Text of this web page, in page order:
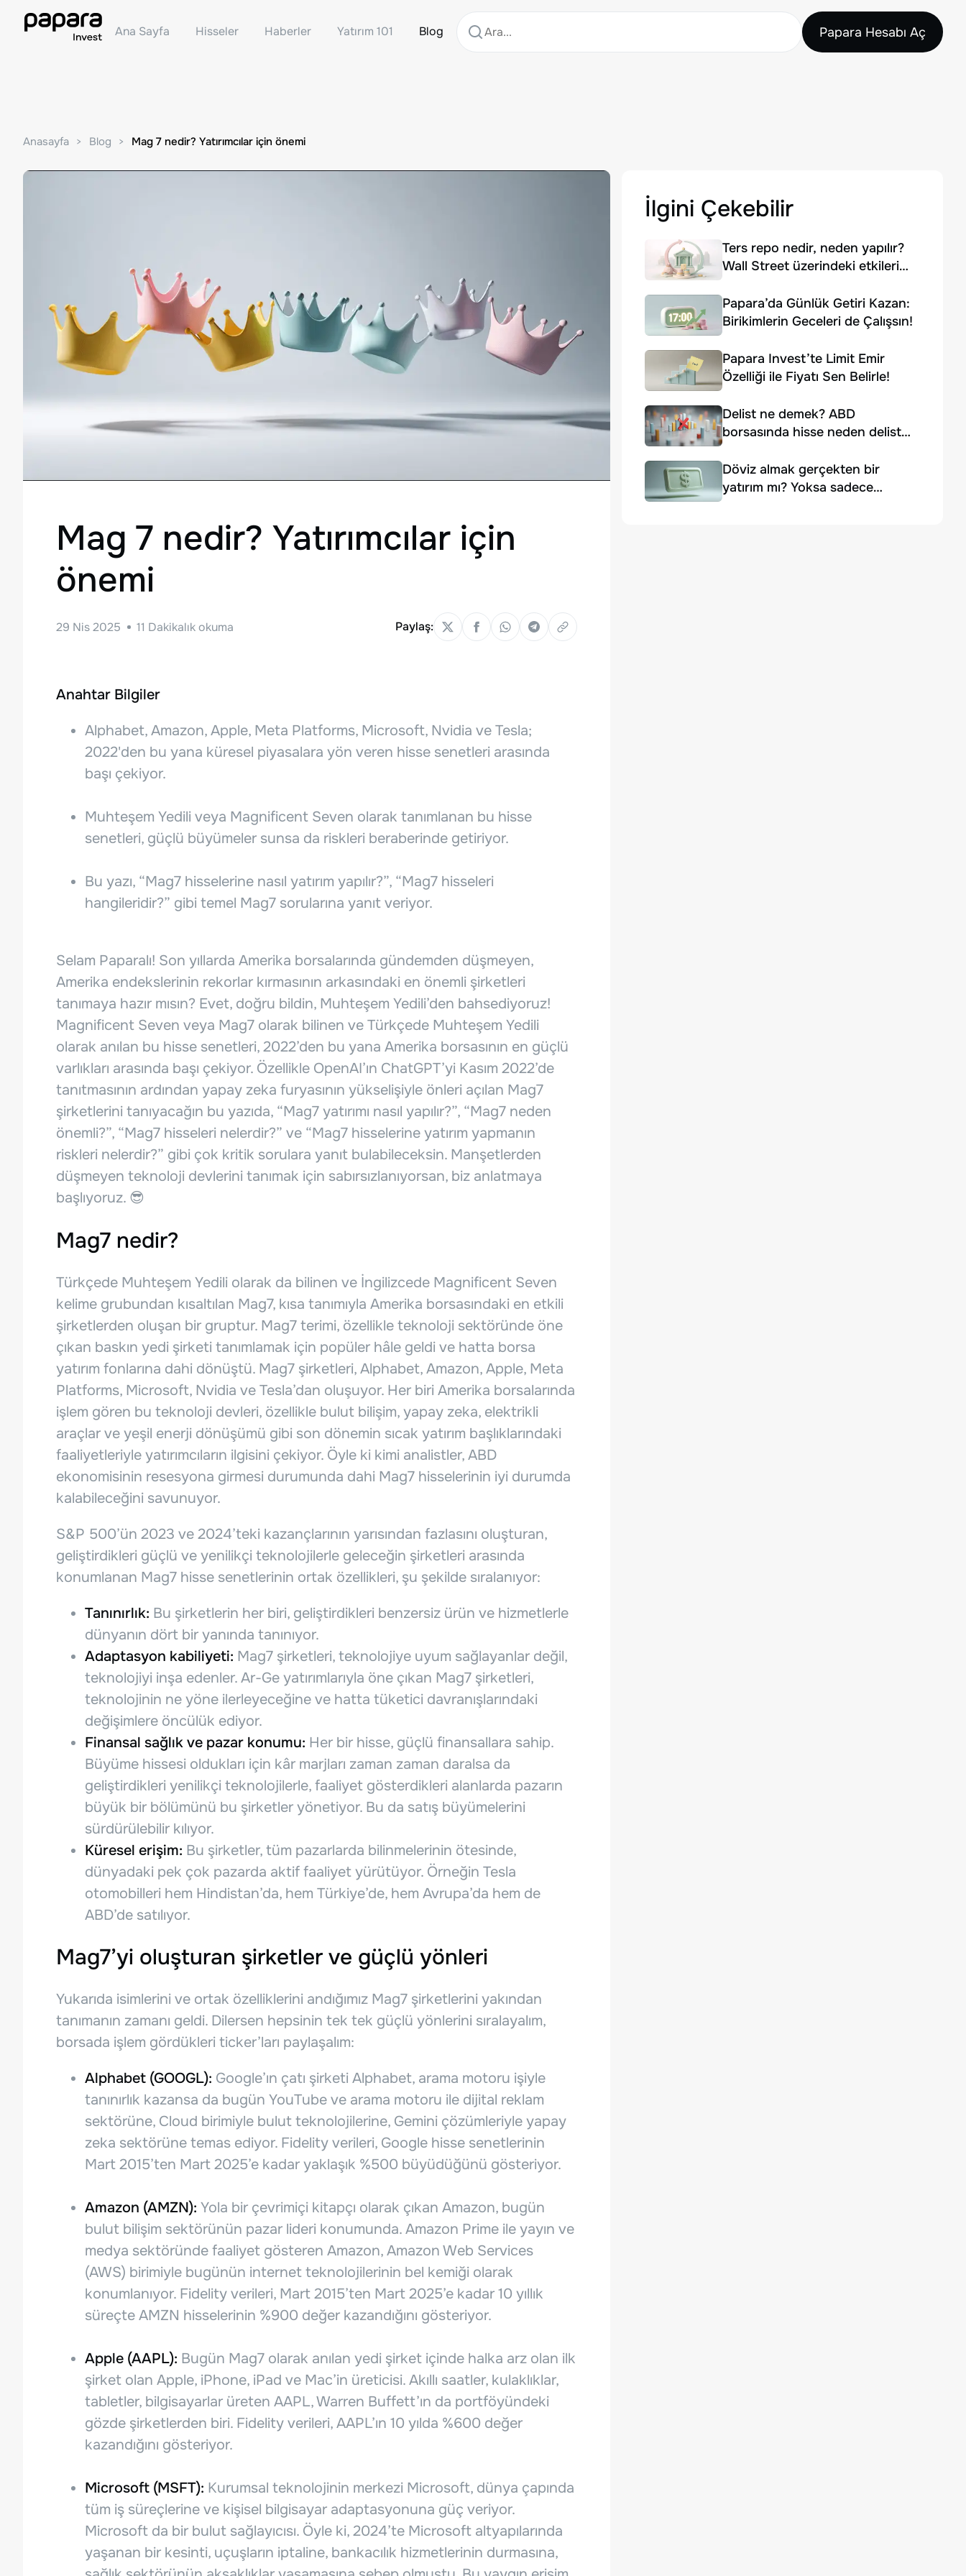
Ana Sayfa Hisseler Haberler Yatırım 101 Blog Papara Hesabı Aç
Anasayfa Blog Mag 7 nedir? Yatırımcılar için önemi
Mag 7 nedir? Yatırımcılar için
önemi
29 Nis 2025 11 Dakikalık okuma Paylaş:
Anahtar Bilgiler
Alphabet, Amazon, Apple, Meta Platforms, Microsoft, Nvidia ve Tesla;
2022'den bu yana küresel piyasalara yön veren hisse senetleri arasında
başı çekiyor.
Muhteşem Yedili veya Magnificent Seven olarak tanımlanan bu hisse
senetleri, güçlü büyümeler sunsa da riskleri beraberinde getiriyor.
Bu yazı, “Mag7 hisselerine nasıl yatırım yapılır?”, “Mag7 hisseleri
hangileridir?” gibi temel Mag7 sorularına yanıt veriyor.
Selam Paparalı! Son yıllarda Amerika borsalarında gündemden düşmeyen,
Amerika endekslerinin rekorlar kırmasının arkasındaki en önemli şirketleri
tanımaya hazır mısın? Evet, doğru bildin, Muhteşem Yedili’den bahsediyoruz!
Magnificent Seven veya Mag7 olarak bilinen ve Türkçede Muhteşem Yedili
olarak anılan bu hisse senetleri, 2022’den bu yana Amerika borsasının en güçlü
varlıkları arasında başı çekiyor. Özellikle OpenAI’ın ChatGPT’yi Kasım 2022’de
tanıtmasının ardından yapay zeka furyasının yükselişiyle önleri açılan Mag7
şirketlerini tanıyacağın bu yazıda, “Mag7 yatırımı nasıl yapılır?”, “Mag7 neden
önemli?”, “Mag7 hisseleri nelerdir?” ve “Mag7 hisselerine yatırım yapmanın
riskleri nelerdir?” gibi çok kritik sorulara yanıt bulabileceksin. Manşetlerden
düşmeyen teknoloji devlerini tanımak için sabırsızlanıyorsan, biz anlatmaya
başlıyoruz. 😎
Mag7 nedir?
Türkçede Muhteşem Yedili olarak da bilinen ve İngilizcede Magnificent Seven
kelime grubundan kısaltılan Mag7, kısa tanımıyla Amerika borsasındaki en etkili
şirketlerden oluşan bir gruptur. Mag7 terimi, özellikle teknoloji sektöründe öne
çıkan baskın yedi şirketi tanımlamak için popüler hâle geldi ve hatta borsa
yatırım fonlarına dahi dönüştü. Mag7 şirketleri, Alphabet, Amazon, Apple, Meta
Platforms, Microsoft, Nvidia ve Tesla’dan oluşuyor. Her biri Amerika borsalarında
işlem gören bu teknoloji devleri, özellikle bulut bilişim, yapay zeka, elektrikli
araçlar ve yeşil enerji dönüşümü gibi son dönemin sıcak yatırım başlıklarındaki
faaliyetleriyle yatırımcıların ilgisini çekiyor. Öyle ki kimi analistler, ABD
ekonomisinin resesyona girmesi durumunda dahi Mag7 hisselerinin iyi durumda
kalabileceğini savunuyor.
S&P 500’ün 2023 ve 2024’teki kazançlarının yarısından fazlasını oluşturan,
geliştirdikleri güçlü ve yenilikçi teknolojilerle geleceğin şirketleri arasında
konumlanan Mag7 hisse senetlerinin ortak özellikleri, şu şekilde sıralanıyor:
Tanınırlık: Bu şirketlerin her biri, geliştirdikleri benzersiz ürün ve hizmetlerle
dünyanın dört bir yanında tanınıyor.
Adaptasyon kabiliyeti: Mag7 şirketleri, teknolojiye uyum sağlayanlar değil,
teknolojiyi inşa edenler. Ar-Ge yatırımlarıyla öne çıkan Mag7 şirketleri,
teknolojinin ne yöne ilerleyeceğine ve hatta tüketici davranışlarındaki
değişimlere öncülük ediyor.
Finansal sağlık ve pazar konumu: Her bir hisse, güçlü finansallara sahip.
Büyüme hissesi oldukları için kâr marjları zaman zaman daralsa da
geliştirdikleri yenilikçi teknolojilerle, faaliyet gösterdikleri alanlarda pazarın
büyük bir bölümünü bu şirketler yönetiyor. Bu da satış büyümelerini
sürdürülebilir kılıyor.
Küresel erişim: Bu şirketler, tüm pazarlarda bilinmelerinin ötesinde,
dünyadaki pek çok pazarda aktif faaliyet yürütüyor. Örneğin Tesla
otomobilleri hem Hindistan’da, hem Türkiye’de, hem Avrupa’da hem de
ABD’de satılıyor.
Mag7’yi oluşturan şirketler ve güçlü yönleri
Yukarıda isimlerini ve ortak özelliklerini andığımız Mag7 şirketlerini yakından
tanımanın zamanı geldi. Dilersen hepsinin tek tek güçlü yönlerini sıralayalım,
borsada işlem gördükleri ticker’ları paylaşalım:
Alphabet (GOOGL): Google’ın çatı şirketi Alphabet, arama motoru işiyle
tanınırlık kazansa da bugün YouTube ve arama motoru ile dijital reklam
sektörüne, Cloud birimiyle bulut teknolojilerine, Gemini çözümleriyle yapay
zeka sektörüne temas ediyor. Fidelity verileri, Google hisse senetlerinin
Mart 2015’ten Mart 2025’e kadar yaklaşık %500 büyüdüğünü gösteriyor.
Amazon (AMZN): Yola bir çevrimiçi kitapçı olarak çıkan Amazon, bugün
bulut bilişim sektörünün pazar lideri konumunda. Amazon Prime ile yayın ve
medya sektöründe faaliyet gösteren Amazon, Amazon Web Services
(AWS) birimiyle bugünün internet teknolojilerinin bel kemiği olarak
konumlanıyor. Fidelity verileri, Mart 2015’ten Mart 2025’e kadar 10 yıllık
süreçte AMZN hisselerinin %900 değer kazandığını gösteriyor.
Apple (AAPL): Bugün Mag7 olarak anılan yedi şirket içinde halka arz olan ilk
şirket olan Apple, iPhone, iPad ve Mac’in üreticisi. Akıllı saatler, kulaklıklar,
tabletler, bilgisayarlar üreten AAPL, Warren Buffett’ın da portföyündeki
gözde şirketlerden biri. Fidelity verileri, AAPL’ın 10 yılda %600 değer
kazandığını gösteriyor.
Microsoft (MSFT): Kurumsal teknolojinin merkezi Microsoft, dünya çapında
tüm iş süreçlerine ve kişisel bilgisayar adaptasyonuna güç veriyor.
Microsoft da bir bulut sağlayıcısı. Öyle ki, 2024’te Microsoft altyapılarında
yaşanan bir kesinti, uçuşların iptaline, bankacılık hizmetlerinin durmasına,
İlgini Çekebilir
Ters repo nedir, neden yapılır?
Wall Street üzerindeki etkileri
Papara’da Günlük Getiri Kazan:
Birikimlerin Geceleri de Çalışsın!
Papara Invest’te Limit Emir
Özelliği ile Fiyatı Sen Belirle!
Delist ne demek? ABD
borsasında hisse neden delist
Döviz almak gerçekten bir
yatırım mı? Yoksa sadece